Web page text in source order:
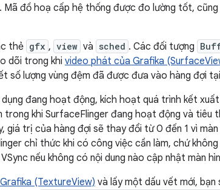
đồ hoạ cấp hệ thống được đo lường tốt, cũng
thẻ gfx , view và sched . Các đối tượng
dõi trong khi video phát của Grafika
số lượng vùng đệm đã được đưa vào hàng đợi
đang hoạt động, kích hoạt quá trình kết xuất
trong khi SurfaceFlinger đang hoạt động và tiêu
giá trị của hàng đợi sẽ thay đổi từ 0 đến 1 vì màn
chỉ thức khi có công việc cần làm, chứ
nếu không có nội dung nào cập nhật màn
(TextureView) và lấy một dấu vết mới,